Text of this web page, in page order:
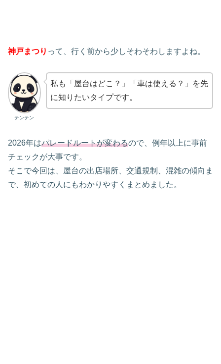
神戸まつり って、行く前から少しそわそわしますよね。
テンテン
私も「屋台はどこ？」「車は使える？」を先
に知りたいタイプです。
2026年はパレードルートが変わるので、例年以上に事前
チェックが大事です。
そこで今回は、屋台の出店場所、交通規制、混雑の傾向ま
で、初めての人にもわかりやすくまとめました。